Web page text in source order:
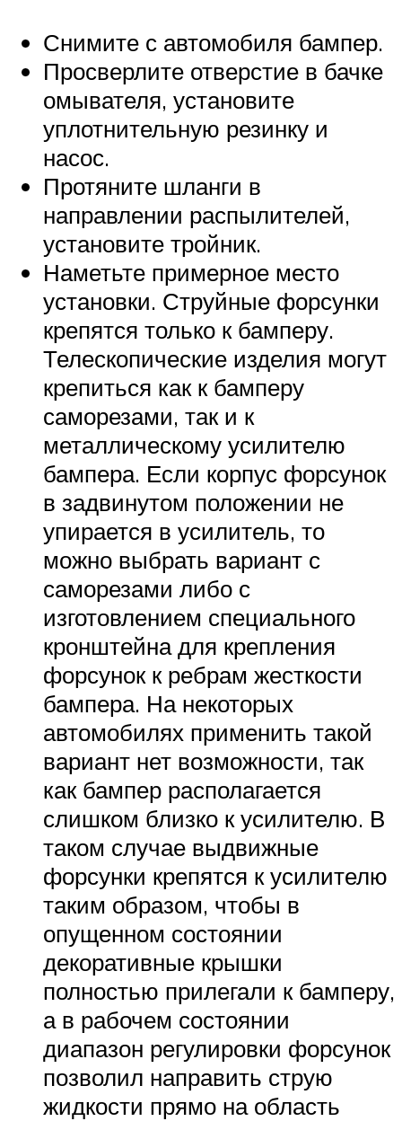
Снимите с автомобиля бампер.
Просверлите отверстие в бачке
омывателя, установите
уплотнительную резинку и
насос.
Протяните шланги в
направлении распылителей,
установите тройник.
Наметьте примерное место
установки. Струйные форсунки
крепятся только к бамперу.
Телескопические изделия могут
крепиться как к бамперу
саморезами, так и к
металлическому усилителю
бампера. Если корпус форсунок
в задвинутом положении не
упирается в усилитель, то
можно выбрать вариант с
саморезами либо с
изготовлением специального
кронштейна для крепления
форсунок к ребрам жесткости
бампера. На некоторых
автомобилях применить такой
вариант нет возможности, так
как бампер располагается
слишком близко к усилителю. В
таком случае выдвижные
форсунки крепятся к усилителю
таким образом, чтобы в
опущенном состоянии
декоративные крышки
полностью прилегали к бамперу,
а в рабочем состоянии
диапазон регулировки форсунок
позволил направить струю
жидкости прямо на область